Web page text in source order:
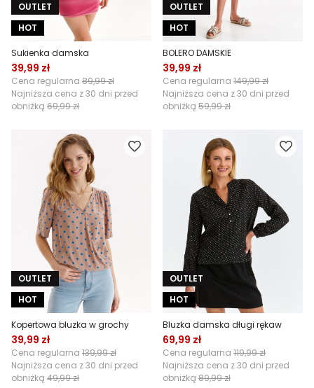
OUTLET
HOT
Sukienka damska
39,99 zł
Cena regularna 89,99 zł
Najniższa cena z 30 dni przed
obniżką 69,99 zł
OUTLET
HOT
BOLERO DAMSKIE
39,99 zł
Cena regularna 149,99 zł
Najniższa cena z 30 dni przed
obniżką 59,99 zł
OUTLET
HOT
Kopertowa bluzka w grochy
39,99 zł
Cena regularna 139,99 zł
Najniższa cena z 30 dni przed
obniżką 49,99 zł
OUTLET
HOT
Bluzka damska długi rękaw
69,99 zł
Cena regularna 119,99 zł
Najniższa cena z 30 dni przed
obniżką 89,99 zł